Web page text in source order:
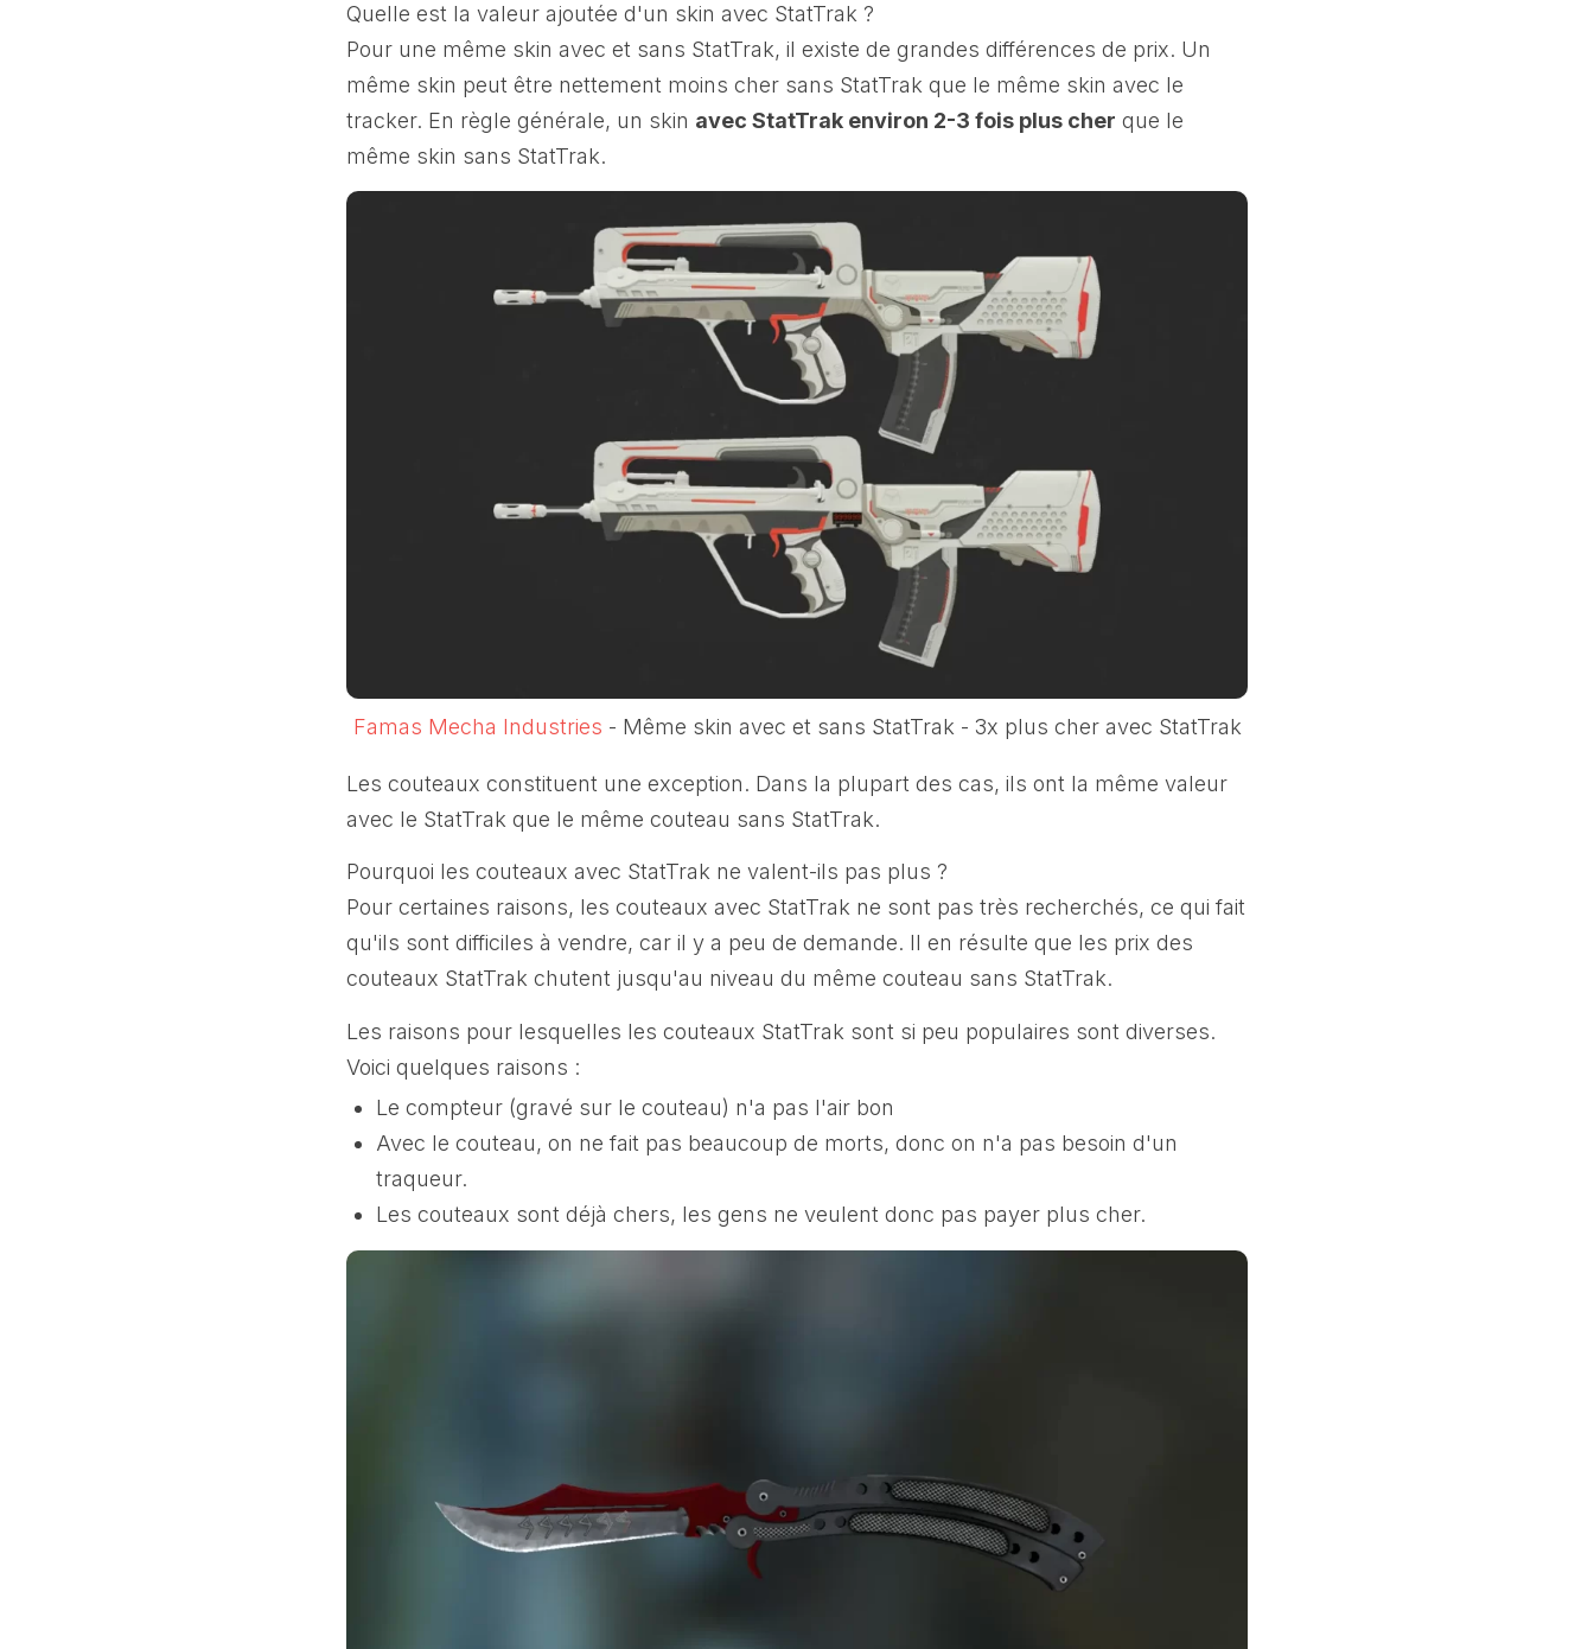
Quelle est la valeur ajoutée d'un skin avec StatTrak ?
Pour une même skin avec et sans StatTrak, il existe de grandes différences de prix. Un
même skin peut être nettement moins cher sans StatTrak que le même skin avec le
tracker. En règle générale, un skin avec StatTrak environ 2-3 fois plus cher que le
même skin sans StatTrak.
Famas Mecha Industries - Même skin avec et sans StatTrak - 3x plus cher avec StatTrak
Les couteaux constituent une exception. Dans la plupart des cas, ils ont la même valeur
avec le StatTrak que le même couteau sans StatTrak.
Pourquoi les couteaux avec StatTrak ne valent-ils pas plus ?
Pour certaines raisons, les couteaux avec StatTrak ne sont pas très recherchés, ce qui fait
qu'ils sont difficiles à vendre, car il y a peu de demande. Il en résulte que les prix des
couteaux StatTrak chutent jusqu'au niveau du même couteau sans StatTrak.
Les raisons pour lesquelles les couteaux StatTrak sont si peu populaires sont diverses.
Voici quelques raisons :
Le compteur (gravé sur le couteau) n'a pas l'air bon
Avec le couteau, on ne fait pas beaucoup de morts, donc on n'a pas besoin d'un
traqueur.
Les couteaux sont déjà chers, les gens ne veulent donc pas payer plus cher.